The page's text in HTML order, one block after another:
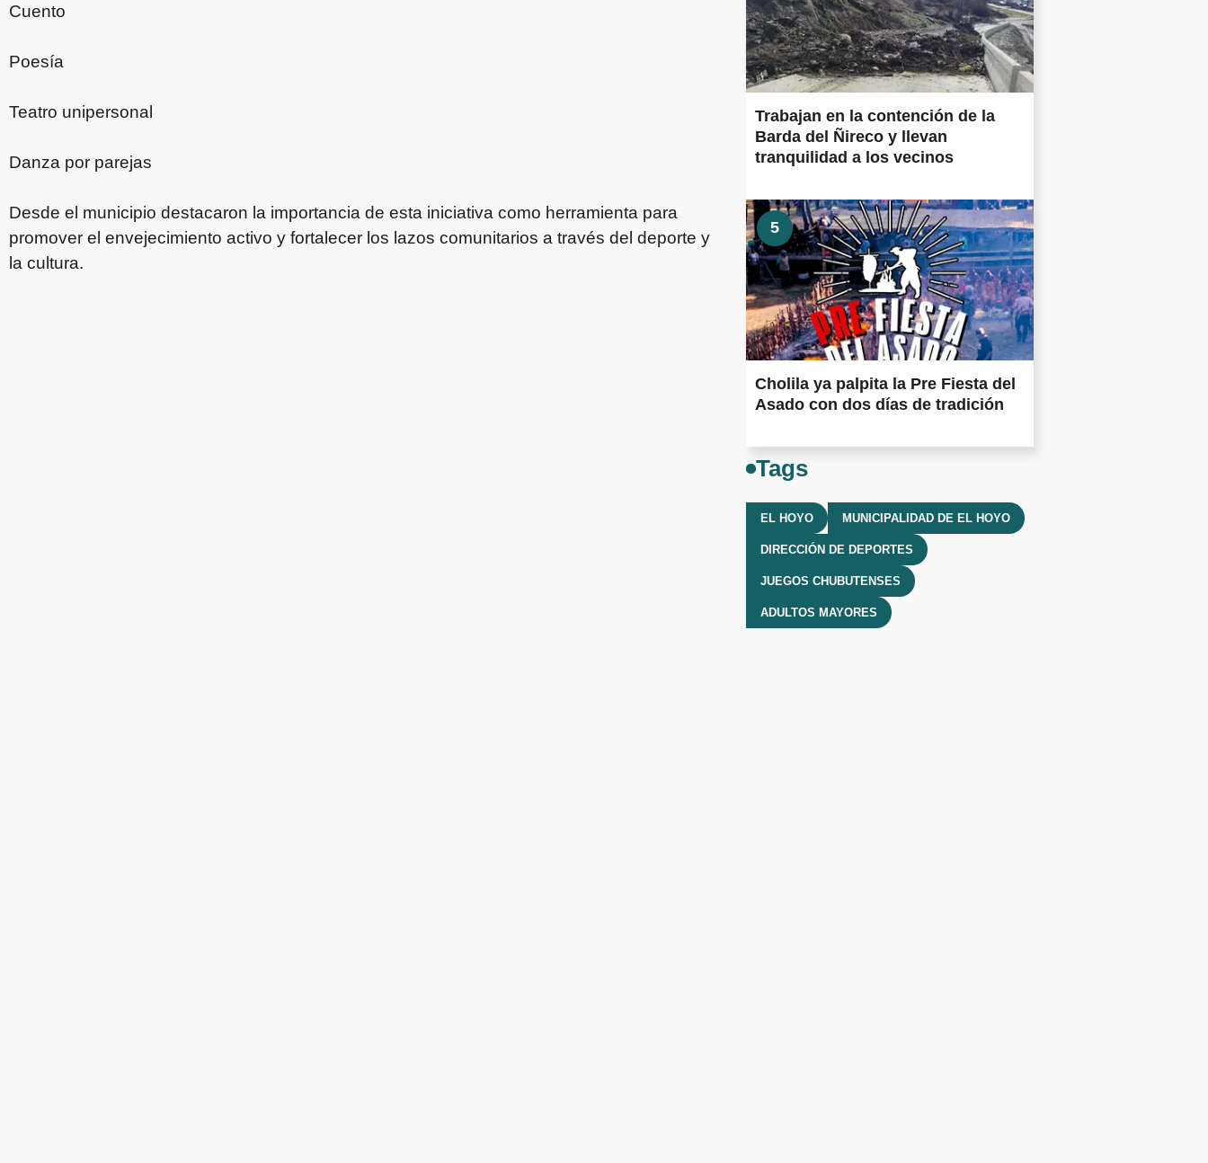
Cuento
Poesía
Teatro unipersonal
Danza por parejas
Desde el municipio destacaron la importancia de esta iniciativa como herramienta para
promover el envejecimiento activo y fortalecer los lazos comunitarios a través del deporte y
la cultura.
Trabajan en la contención de la
Barda del Ñireco y llevan
tranquilidad a los vecinos
5
Cholila ya palpita la Pre Fiesta del
Asado con dos días de tradición
Tags
EL HOYO MUNICIPALIDAD DE EL HOYO
DIRECCIÓN DE DEPORTES
JUEGOS CHUBUTENSES
ADULTOS MAYORES